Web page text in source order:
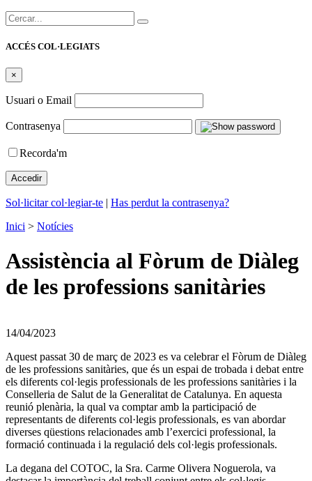
Cercar:
ACCÉS COL·LEGIATS
×
Usuari o Email
Contrasenya
Recorda'm
Sol·licitar col·legiar-te | Has perdut la contrasenya?
Inici > Notícies
Assistència al Fòrum de Diàleg
de les professions sanitàries
14/04/2023
Aquest passat 30 de març de 2023 es va celebrar el Fòrum de Diàleg
de les professions sanitàries, que és un espai de trobada i debat entre
els diferents col·legis professionals de les professions sanitàries i la
Conselleria de Salut de la Generalitat de Catalunya. En aquesta
reunió plenària, la qual va comptar amb la participació de
representants de diferents col·legis professionals, es van abordar
diverses qüestions relacionades amb l’exercici professional, la
formació continuada i la regulació dels col·legis professionals.
La degana del COTOC, la Sra. Carme Olivera Noguerola, va